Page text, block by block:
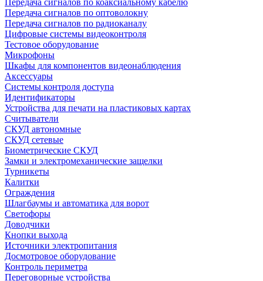
Передача сигналов по коаксиальному кабелю
Передача сигналов по оптоволокну
Передача сигналов по радиоканалу
Цифровые системы видеоконтроля
Тестовое оборудование
Микрофоны
Шкафы для компонентов видеонаблюдения
Аксессуары
Системы контроля доступа
Идентификаторы
Устройства для печати на пластиковых картах
Считыватели
СКУД автономные
СКУД сетевые
Биометрические СКУД
Замки и электромеханические защелки
Турникеты
Калитки
Ограждения
Шлагбаумы и автоматика для ворот
Светофоры
Доводчики
Кнопки выхода
Источники электропитания
Досмотровое оборудование
Контроль периметра
Переговорные устройства